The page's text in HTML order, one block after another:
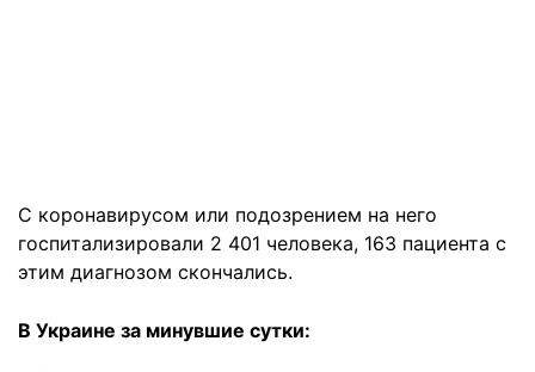
С коронавирусом или подозрением на него
госпитализировали 2 401 человека, 163 пациента с
этим диагнозом скончались.
В Украине за минувшие сутки: